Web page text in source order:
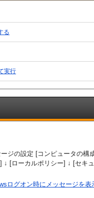
る
実行
ジの設定 [コンピュータの構
[ローカルポリシー] ↓ [セキ
ログオン時にメッセージを